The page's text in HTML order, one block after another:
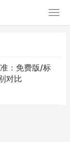
：免费版/标
对比